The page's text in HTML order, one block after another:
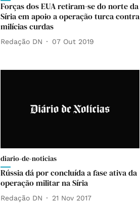
Forças dos EUA retiram-se do norte da
Síria em apoio a operação turca contra
milícias curdas
Redação DN 07 Out 2019
diario-de-noticias
Rússia dá por concluída a fase ativa da
operação militar na Síria
Redação DN 21 Nov 2017